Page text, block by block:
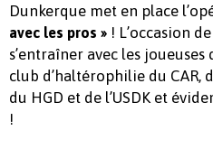
Dunkerque met en place
avec les pros » ! L’occasion
s’entraîner avec les
club d’haltérophilie du CAR,
du HGD et de l’USDK et
!